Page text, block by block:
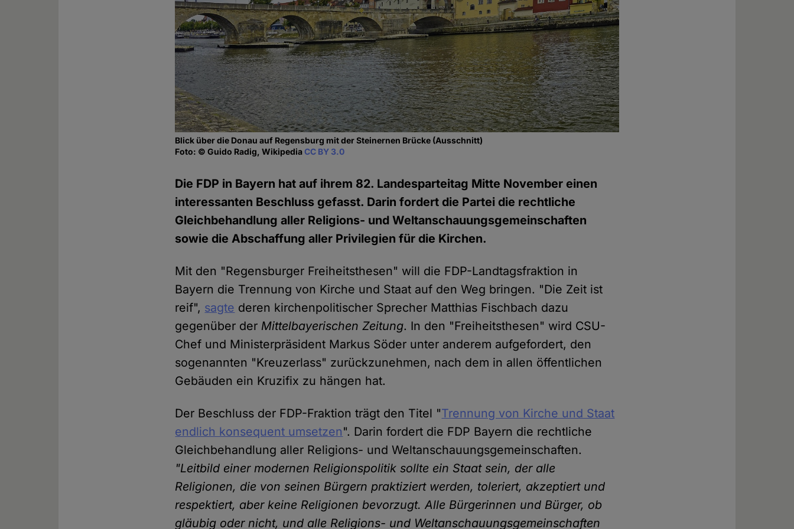
Blick über die Donau auf Regensburg mit der Steinernen Brücke (Ausschnitt)
Foto: © Guido Radig, WikipediaCC BY 3.0
Die FDP in Bayern hat auf ihrem 82. Landesparteitag Mitte November einen
interessanten Beschluss gefasst. Darin fordert die Partei die rechtliche
Gleichbehandlung aller Religions- und Weltanschauungsgemeinschaften
sowie die Abschaffung aller Privilegien für die Kirchen.
Mit den "Regensburger Freiheitsthesen" will die FDP-Landtagsfraktion in
Bayern die Trennung von Kirche und Staat auf den Weg bringen. "Die Zeit ist
reif", sagte deren kirchenpolitischer Sprecher Matthias Fischbach dazu
gegenüber der Mittelbayerischen Zeitung. In den "Freiheitsthesen" wird CSU-
Chef und Ministerpräsident Markus Söder unter anderem aufgefordert, den
sogenannten "Kreuzerlass" zurückzunehmen, nach dem in allen öffentlichen
Gebäuden ein Kruzifix zu hängen hat.
Der Beschluss der FDP-Fraktion trägt den Titel "Trennung von Kirche und Staat
endlich konsequent umsetzen". Darin fordert die FDP Bayern die rechtliche
Gleichbehandlung aller Religions- und Weltanschauungsgemeinschaften.
"Leitbild einer modernen Religionspolitik sollte ein Staat sein, der alle
Religionen, die von seinen Bürgern praktiziert werden, toleriert, akzeptiert und
respektiert, aber keine Religionen bevorzugt. Alle Bürgerinnen und Bürger, ob
gläubig oder nicht, und alle Religions- und Weltanschauungsgemeinschaften